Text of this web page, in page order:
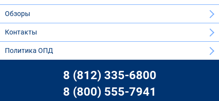
Обзоры
Контакты
Политика ОПД
8 (812) 335-6800
8 (800) 555-7941